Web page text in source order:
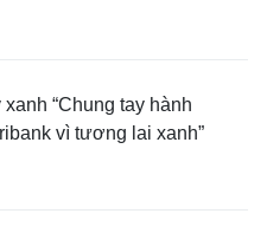
xanh “Chung tay hành
vì tương lai xanh”